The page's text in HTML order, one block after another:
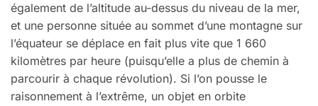
également de l’altitude au-dessus du niveau de la mer,
et une personne située au sommet d’une montagne sur
l’équateur se déplace en fait plus vite que 1 660
kilomètres par heure (puisqu’elle a plus de chemin à
parcourir à chaque révolution). Si l’on pousse le
raisonnement à l’extrême, un objet en orbite